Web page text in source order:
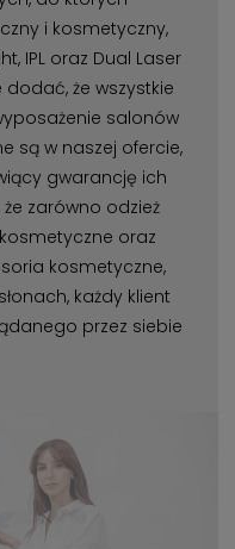
i kosmetyczny,
IPL oraz Dual Laser
że wszystkie
salonów
są w naszej ofercie,
gwarancję ich
że zarówno odzież
oraz
kosmetyczne,
każdy klient
przez siebie